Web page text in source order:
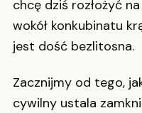
chcę dziś rozłożyć
wokół konkubinatu
jest dość bezlitosna.
Zacznijmy od tego,
cywilny ustala